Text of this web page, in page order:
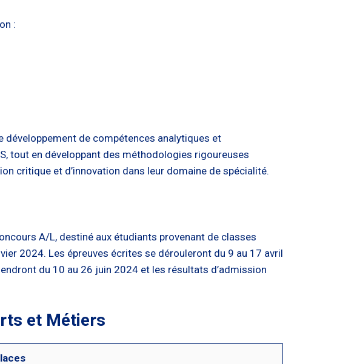
:
développement de compétences analytiques et
tout en développant des méthodologies rigoureuses
critique et d’innovation dans leur domaine de spécialité.
A/L, destiné aux étudiants provenant de classes
2024. Les épreuves écrites se dérouleront du 9 au 17 avril
du 10 au 26 juin 2024 et les résultats d’admission
et Métiers